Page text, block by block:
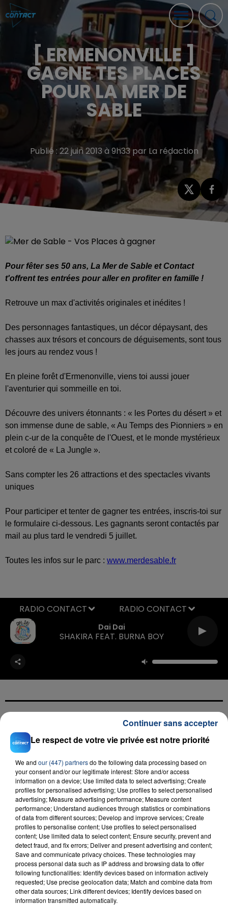
[ ERMENONVILLE ]
GAGNE TES PLACES
POUR LA MER DE
SABLE
Publié : 22 juin 2013 à 9h33 par La rédaction
Pour fêter ses 50 ans, La Mer de Sable et Contact
t'offrent tes entrées pour aller en profiter en famille !
Retrouve un max d'activités originales et inédites !
Des personnages fantastiques, un décor dépaysant, des
chasses aux trésors et concours de déguisements, sont tous
les jours au rendez vous !
En pleine forêt d'Ermenonville, viens toi aussi jouer
l'aventurier qui sommeille en toi.
Découvre des univers étonnants : « les Portes du désert » et
son immense dune de sable, « Au Temps des Pionniers » en
plein c-ur de la conquête de l'Ouest, et le monde mystérieux
et coloré de « La Jungle ».
Sans compter les 26 attractions et des spectacles vivants
uniques
Pour participer et tenter de gagner tes entrées, inscris-toi sur
le formulaire ci-dessous. Les gagnants seront contactés par
mail au plus tard le vendredi 5 juillet.
Toutes les infos sur le parc : www.merdesable.fr
Dai Dai
SHAKIRA FEAT. BURNA BOY
RADIO CONTACT
FIL D'ACTU
23 juillet 2026
INCENDIE MORTEL À LENS : UNE FEMME ET
SON BÉBÉ ENTRE LA VIE ET LA...
Un homme s'est immolé par le feu après avoir
aspergé sa compagne et leur bébé de trois mois
d'un liquide inflammable.
Le respect de votre vie privée est notre priorité
We and our (447) partnersdo the following data processing based on
your consent and/or our legitimate interest: Store and/or access
information on a device; Use limited data to select advertising; Create
profiles for personalised advertising; Use profiles to select personalised
advertising; Measure advertising performance; Measure content
performance; Understand audiences through statistics or combinations
of data from different sources; Develop and improve services; Create
profiles to personalise content; Use profiles to select personalised
content; Use limited data to select content; Ensure security, prevent and
detect fraud, and fix errors; Deliver and present advertising and content;
Save and communicate privacy choices. These technologies may
process personal data such as IP address and browsing data to offer
following functionalities: Identify devices based on information actively
requested; Use precise geolocation data; Match and combine data from
other data sources; Link different devices; Identify devices based on
information transmitted automatically.
Continuer sans accepter